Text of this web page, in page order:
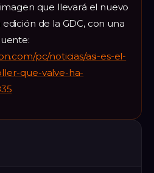
que llevará el nuevo
de la GDC, con una
pc/noticias/asi-es-el-
que-valve-ha-